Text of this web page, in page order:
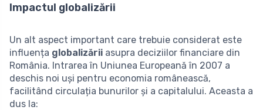
Impactul globalizării
Un alt aspect important care trebuie considerat este
influența globalizării asupra deciziilor financiare din
România. Intrarea în Uniunea Europeană în 2007 a
deschis noi uși pentru economia românească,
facilitând circulația bunurilor și a capitalului. Aceasta a
dus la: